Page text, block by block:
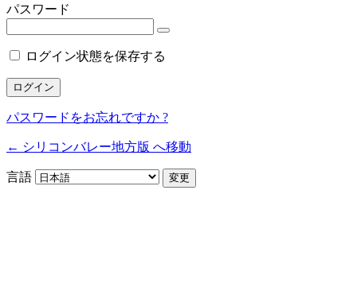
パスワード
ログイン状態を保存する
パスワードをお忘れですか ?
← シリコンバレー地方版 へ移動
言語